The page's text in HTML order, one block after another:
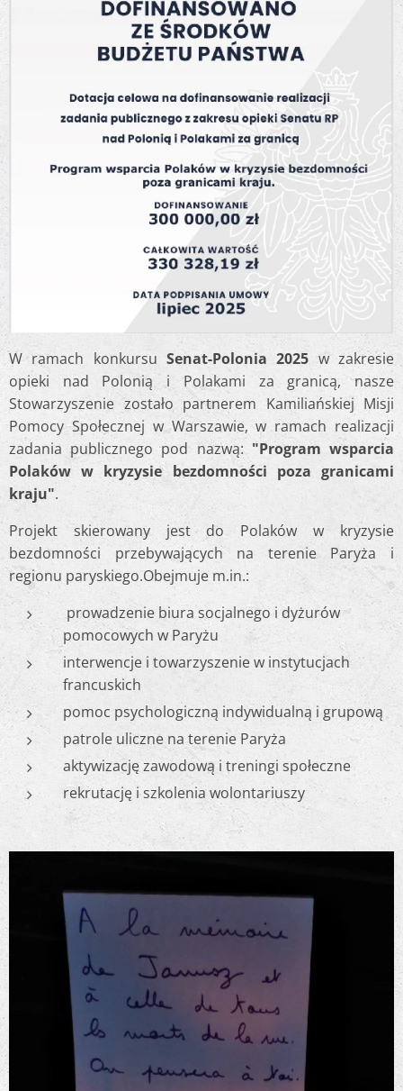
W ramach konkursu Senat-Polonia 2025 w zakresie
opieki nad Polonią i Polakami za granicą, nasze
Stowarzyszenie zostało partnerem Kamiliańskiej Misji
Pomocy Społecznej w Warszawie, w ramach realizacji
zadania publicznego pod nazwą:"Program wsparcia
Polaków w kryzysie bezdomności poza granicami
kraju".
Projekt skierowany jest do Polaków w kryzysie
bezdomności przebywających na terenie Paryża i
regionu paryskiego.Obejmuje m.in.:
prowadzenie biura socjalnego i dyżurów
pomocowych w Paryżu
interwencje i towarzyszenie w instytucjach
francuskich
pomoc psychologiczną indywidualną i grupową
patrole uliczne na terenie Paryża
aktywizację zawodową i treningi społeczne
rekrutację i szkolenia wolontariuszy